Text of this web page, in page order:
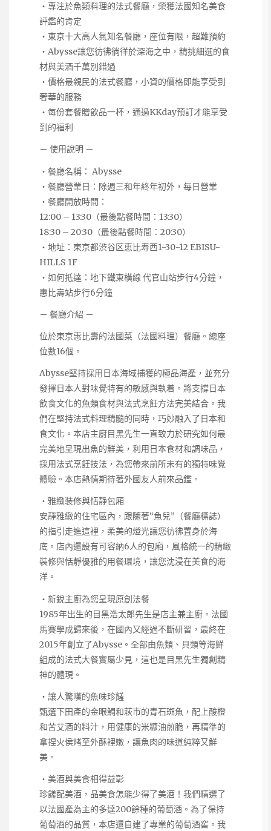
・專注於魚類料理的法式餐廳，榮獲法國知名美食
評鑑的肯定
・東京十大高人氣知名餐廳，座位有限，超難預約
・Abysse讓您彷彿徜徉於深海之中，精挑細選的食
材與美酒千萬別錯過
・價格最親民的法式餐廳，小資的價格即能享受到
奢華的服務
・每份套餐贈飲品一杯，通過KKday預訂才能享受
到的福利
－ 使用說明 －
・餐廳名稱： Abysse
・餐廳營業日：除週三和年終年初外，每日營業
・餐廳開放時間：
12:00 – 13:30（最後點餐時間：13:30）
18:30 – 20:30（最後點餐時間：20:30）
・地址：東京都渋谷区恵比寿西1-30-12 EBISU-
HILLS 1F
・如何抵達：地下鐵東橫線 代官山站步行4分鐘，
惠比壽站步行6分鐘
－ 餐廳介紹 －
位於東京惠比壽的法國菜（法國料理）餐廳。總座
位數16個。
Abysse堅持採用日本海域捕獲的極品海產，並充分
發揮日本人對味覺特有的敏感與執着。將支撐日本
飲食文化的魚類食材與法式烹飪方法完美結合。我
們在堅持法式料理精髓的同時，巧妙融入了日本和
食文化。本店主廚目黑先生一直致力於研究如何最
完美地呈現出魚的鮮美，利用日本食材和調味品，
採用法式烹飪技法，為您帶來前所未有的獨特味覺
體驗。本店熱情期待著外國友人前來品鑑。
・雅緻装修與恬静包厢
安靜雅緻的住宅區內，跟隨著“魚兒”（餐廳標誌）
的指引走進這裡，柔美的燈光讓您彷彿置身於海
底。店內還設有可容納6人的包廂，風格統一的精緻
裝修與恬靜優雅的用餐環境，讓您沈浸在美食的海
洋。
・新銳主廚為您呈現原創法餐
1985年出生的目黑浩太郎先生是店主兼主廚。法國
馬賽學成歸來後，在國內又經過不斷研習，最終在
2015年創立了Abysse。全部由魚類、貝類等海鮮
組成的法式大餐實屬少見，這也是目黑先生獨創精
神的體現。
・讓人驚嘆的魚味珍饈
甄選下田產的金眼鯛和萩市的青石斑魚，配上酸橙
和苦艾酒的料汁，用健康的米糠油煎脆，再精準的
拿捏火侯烤至外酥裡嫩，讓魚肉的味道純粹又鮮
美。
・美酒與美食相得益彰
珍饈配美酒，品美食怎能少得了美酒！我們精選了
以法國產為主的多達200餘種的葡萄酒。為了保持
葡萄酒的品質，本店還自建了專業的葡萄酒窖。我